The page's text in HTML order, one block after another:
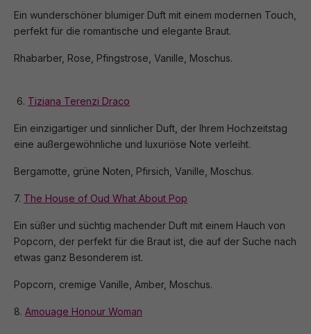
Ein wunderschöner blumiger Duft mit einem modernen Touch,
perfekt für die romantische und elegante Braut.
Rhabarber, Rose, Pfingstrose, Vanille, Moschus.
6. Tiziana Terenzi Draco
Ein einzigartiger und sinnlicher Duft, der Ihrem Hochzeitstag
eine außergewöhnliche und luxuriöse Note verleiht.
Bergamotte, grüne Noten, Pfirsich, Vanille, Moschus.
7. The House of Oud What About Pop
Ein süßer und süchtig machender Duft mit einem Hauch von
Popcorn, der perfekt für die Braut ist, die auf der Suche nach
etwas ganz Besonderem ist.
Popcorn, cremige Vanille, Amber, Moschus.
8. Amouage Honour Woman